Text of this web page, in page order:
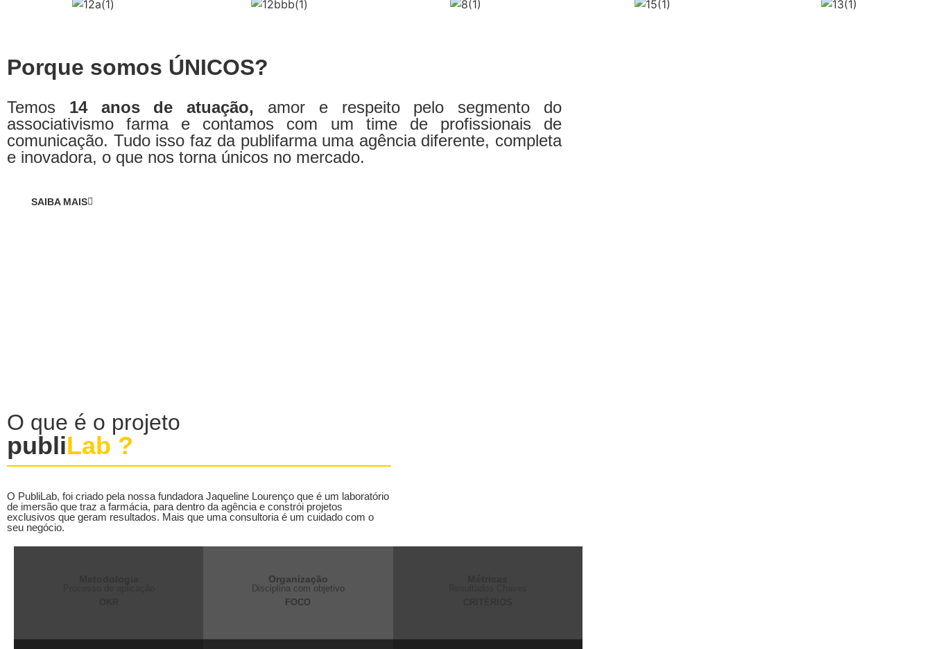
Porque somos ÚNICOS?
Temos 14 anos de atuação, amor e respeito pelo segmento do
associativismo farma e contamos com um time de profissionais de
comunicação. Tudo isso faz da publifarma uma agência diferente, completa
e inovadora, o que nos torna únicos no mercado.
SAIBA MAIS
O que é o projeto
publiLab ?
O PubliLab, foi criado pela nossa fundadora Jaqueline Lourenço que é um laboratório
de imersão que traz a farmácia, para dentro da agência e constrói projetos
exclusivos que geram resultados. Mais que uma consultoria é um cuidado com o
seu negócio.
Organização
Disciplina com objetivo
FOCO